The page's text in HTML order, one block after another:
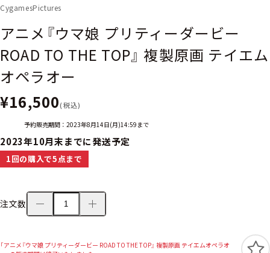
CygamesPictures
アニメ『ウマ娘 プリティーダービー
ROAD TO THE TOP』 複製原画 テイエム
オペラオー
¥16,500(税込)
予約販売期間：2023年8月14日(月)14:59まで
2023年10月末までに発送予定
1回の購入で5点まで
注文数
「アニメ『ウマ娘 プリティーダービー ROAD TO THE TOP』 複製原画 テイエムオペラオ